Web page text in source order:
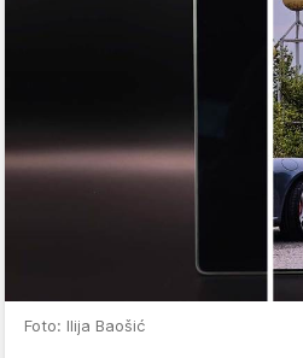
Foto: Ilija Baošić